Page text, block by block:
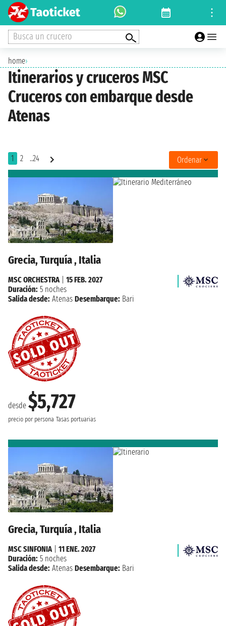
Busca un crucero
home›
Itinerarios y cruceros MSC
Cruceros con embarque desde
Atenas
1 2 ..24 Ordenar
Grecia, Turquía , Italia
desde $5,727
precio por persona Tasas portuarias
MSC ORCHESTRA
15 FEB. 2027
Duración: 5 noches
Salida desde: Atenas Desembarque: Bari
Grecia, Turquía , Italia
MSC SINFONIA| 11 ENE. 2027
Duración: 5 noches
Salida desde: Atenas Desembarque: Bari